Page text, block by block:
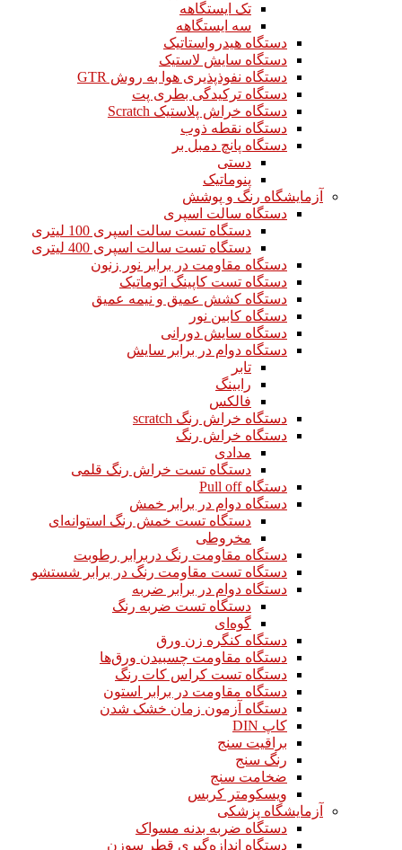
تک ایستگاهه
سه ایستگاهه
دستگاه هیدرواستاتیک
دستگاه سایش لاستیک
دستگاه نفوذپذیری هوا به روش GTR
دستگاه ترکیدگی بطری پت
دستگاه خراش پلاستیک Scratch
دستگاه نقطه ذوب
دستگاه پانچ دمبل بر
دستی
پنوماتیک
آزمایشگاه رنگ و پوشش
دستگاه سالت اسپری
دستگاه تست سالت اسپری 100 لیتری
دستگاه تست سالت اسپری 400 لیتری
دستگاه مقاومت در برابر نور زنون
دستگاه تست کاپینگ اتوماتیک
دستگاه کشش عمیق و نیمه عمیق
دستگاه کابین نور
دستگاه سایش دورانی
دستگاه دوام در برابر سایش
تابر
رابینگ
فالکس
دستگاه خراش رنگ scratch
دستگاه خراش رنگ
مدادی
دستگاه تست خراش رنگ قلمی
دستگاه Pull off
دستگاه دوام در برابر خمش
دستگاه تست خمش رنگ استوانه‌ای
مخروطی
دستگاه مقاومت رنگ دربرابر رطوبت
دستگاه تست مقاومت رنگ در برابر شستشو
دستگاه دوام در برابر ضربه
دستگاه تست ضربه رنگ
گوه‌ای
دستگاه کنگره زن ورق
دستگاه مقاومت چسبیدن ورق‌ها
دستگاه تست کراس کات رنگ
دستگاه مقاومت در برابر استون
دستگاه آزمون زمان خشک شدن
کاپ DIN
براقیت سنج
رنگ سنج
ضخامت سنج
ویسکومتر کربس
آزمایشگاه پزشکی
دستگاه ضربه بدنه مسواک
دستگاه اندازه‌گیری قطر سوزن